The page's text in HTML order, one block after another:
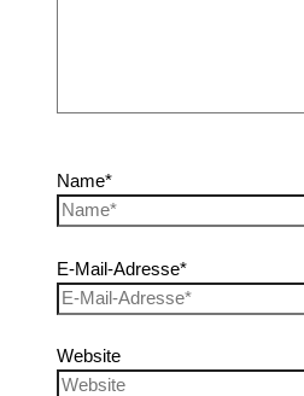
Name*
E-Mail-Adresse*
Website